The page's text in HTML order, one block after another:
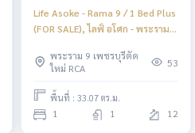
Life Asoke - Rama 9 / 1 Bed Plus
(FOR SALE), ไลฟ์ อโศก - พระราม 9
(ขาย) PEII075
พระราม 9 เพชรบุรีตัด
ใหม่ RCA
53
พื้นที่ : 33.07 ตร.ม.
1 1 12